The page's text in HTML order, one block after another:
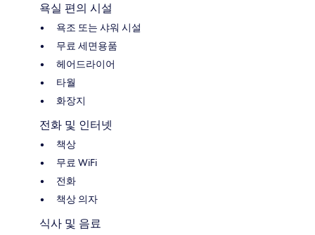
욕실 편의 시설
욕조 또는 샤워 시설
무료 세면용품
헤어드라이어
타월
화장지
전화 및 인터넷
책상
무료 WiFi
전화
책상 의자
식사 및 음료